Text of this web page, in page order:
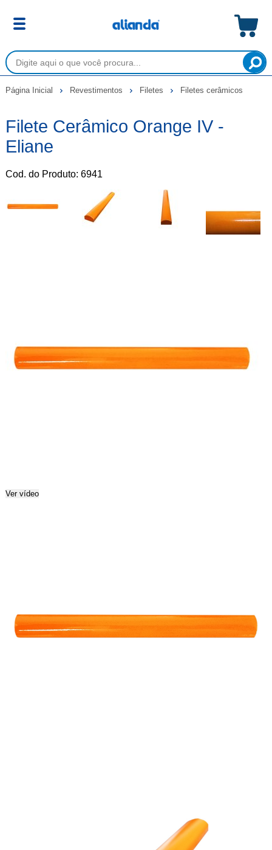
Página Inicial Revestimentos Filetes Filetes cerâmicos
Filete Cerâmico Orange IV -
Eliane
Cod. do Produto: 6941
Ver vídeo